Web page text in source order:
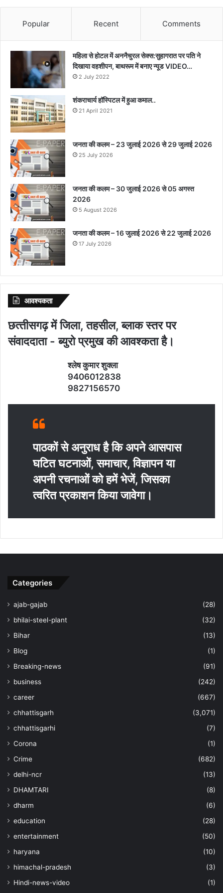
Popular Recent Comments
महिला से होटल में अननैचुरल सेक्स:सुहागरात पर पति ने
दिखाया वहशीपन, बाथरूम में बनाए न्यूड VIDEO…
2 July 2022
शंकराचार्य हॉस्पिटल में हुआ कमाल..
21 April 2021
जनता की कलम – 23 जुलाई 2026 से 29 जुलाई 2026
25 July 2026
जनता की कलम – 30 जुलाई 2026 से 05 अगस्त
2026
5 August 2026
जनता की कलम – 16 जुलाई 2026 से 22 जुलाई 2026
17 July 2026
आवश्‍यकता
छत्‍तीसगढ़ में जिला, तहसील, ब्‍लाक स्‍तर पर
संवाददाता - ब्‍युरो प्रमुख की आवश्‍कता है।
श्‍लेष कुमार शुक्‍ला
9406012838
9827156570
पाठकों से अनुराध है कि अपने आसपास
घटित घटनाओं, समाचार, विज्ञापन या
अपनी रचनाओं को हमें भेजें, जिसका
त्‍वरित प्रकाशन किया जावेगा।
Categories
ajab-gajab
(28)
bhilai-steel-plant
(32)
Bihar
(13)
Blog
(1)
Breaking-news
(91)
business
(242)
career
(667)
chhattisgarh
(3,071)
chhattisgarhi
(7)
Corona
(1)
Crime
(682)
delhi-ncr
(13)
DHAMTARI
(8)
dharm
(6)
education
(28)
entertainment
(50)
haryana
(10)
himachal-pradesh
(3)
Hindi-news-video
(1)